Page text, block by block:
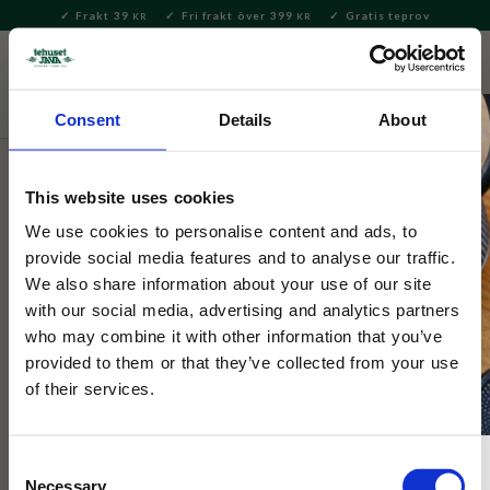
Consent Details About
This website uses cookies
We use cookies to personalise content and ads, to
provide social media features and to analyse our traffic.
We also share information about your use of our site
with our social media, advertising and analytics partners
who may combine it with other information that you’ve
provided to them or that they’ve collected from your use
of their services.
Necessary
Meny
Frakt 39 KR Fri frakt över 399 KR Gratis teprov